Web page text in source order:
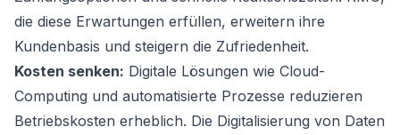
die diese Erwartungen erfüllen, erweitern ihre
Kundenbasis und steigern die Zufriedenheit.
Kosten senken: Digitale Lösungen wie Cloud-
Computing und automatisierte Prozesse reduzieren
Betriebskosten erheblich. Die Digitalisierung von Daten